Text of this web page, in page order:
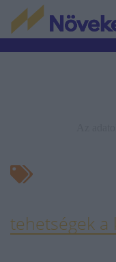
tehetségek a